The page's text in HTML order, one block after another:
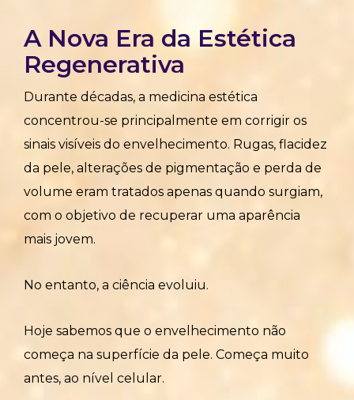
A Nova Era da Estética
Regenerativa
Durante décadas, a medicina estética
concentrou-se principalmente em corrigir os
sinais visíveis do envelhecimento. Rugas, flacidez
da pele, alterações de pigmentação e perda de
volume eram tratados apenas quando surgiam,
com o objetivo de recuperar uma aparência
mais jovem.
No entanto, a ciência evoluiu.
Hoje sabemos que o envelhecimento não
começa na superfície da pele. Começa muito
antes, ao nível celular.